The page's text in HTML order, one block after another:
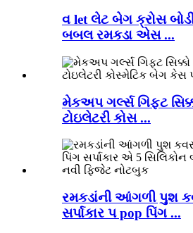
વ let લેટ બેગ ક્રોસ
બબલ રમકડા એસ ...
મેકઅપ ગર્લ્સ ગિફ્ટ
ટોઇલેટરી કોસ ...
રમકડાંની આંગળી પુશ
સર્પાકાર પ pop પિંગ ...